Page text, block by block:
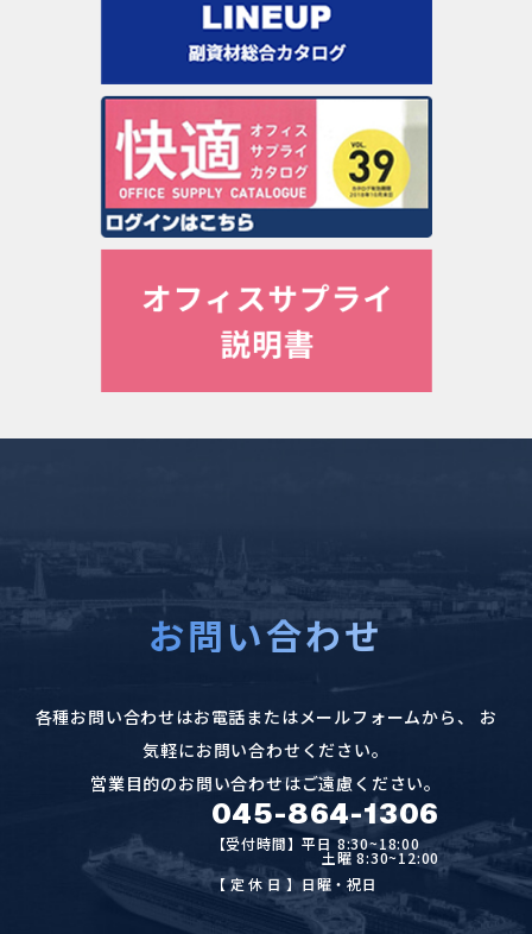
お問い合わせ
各種お問い合わせはお電話またはメールフォームから、
お
気軽にお問い合わせください。
営業目的のお問い合わせはご遠慮ください。
045-864-1306
【受付時間】平日 8:30~18:00
土曜 8:30~12:00
【定休日】日曜・祝日